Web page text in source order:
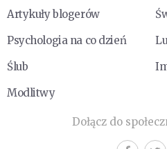
Artykuły blogerów
Psychologia na co dzień
Ślub
Modlitwy
Dołącz do